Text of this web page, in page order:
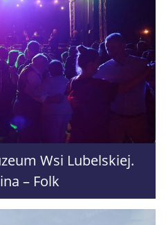
Wsi Lubelskiej.
– Folk